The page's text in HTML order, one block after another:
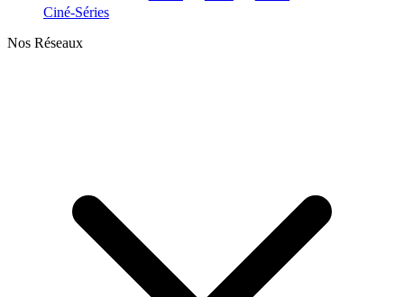
Ciné-Séries
Nos Réseaux